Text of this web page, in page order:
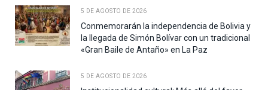
5 DE AGOSTO DE 2026
Conmemorarán la independencia de Bolivia y
la llegada de Simón Bolívar con un tradicional
«Gran Baile de Antaño» en La Paz
5 DE AGOSTO DE 2026